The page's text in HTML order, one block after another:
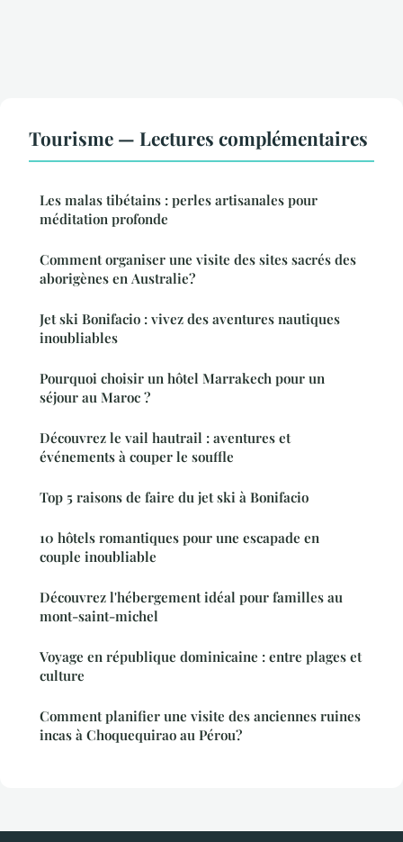
Tourisme — Lectures complémentaires
Les malas tibétains : perles artisanales pour
méditation profonde
Comment organiser une visite des sites sacrés des
aborigènes en Australie?
Jet ski Bonifacio : vivez des aventures nautiques
inoubliables
Pourquoi choisir un hôtel Marrakech pour un
séjour au Maroc ?
Découvrez le vail hautrail : aventures et
événements à couper le souffle
Top 5 raisons de faire du jet ski à Bonifacio
10 hôtels romantiques pour une escapade en
couple inoubliable
Découvrez l'hébergement idéal pour familles au
mont-saint-michel
Voyage en république dominicaine : entre plages et
culture
Comment planifier une visite des anciennes ruines
incas à Choquequirao au Pérou?